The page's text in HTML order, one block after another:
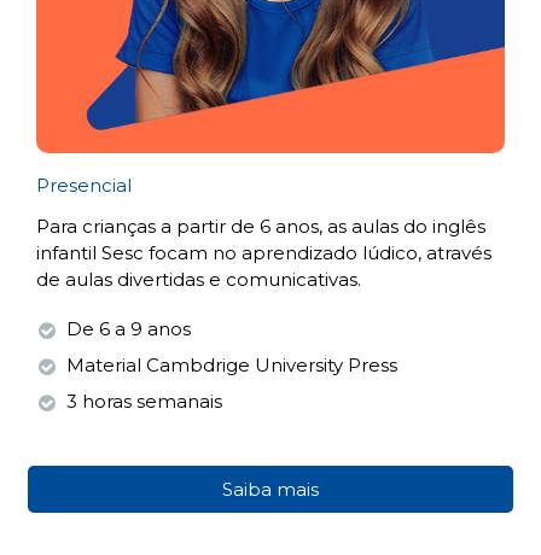
Presencial
Para crianças a partir de 6 anos, as aulas do inglês
infantil Sesc focam no aprendizado lúdico, através
de aulas divertidas e comunicativas.
De 6 a 9 anos
Material Cambdrige University Press
3 horas semanais
Saiba mais